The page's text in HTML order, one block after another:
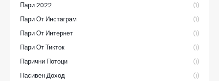
Пари 2022 (1)
Пари От Инстаграм (1)
Пари От Интернет (1)
Пари От Тикток (1)
Парични Потоци (1)
Пасивен Доход (1)